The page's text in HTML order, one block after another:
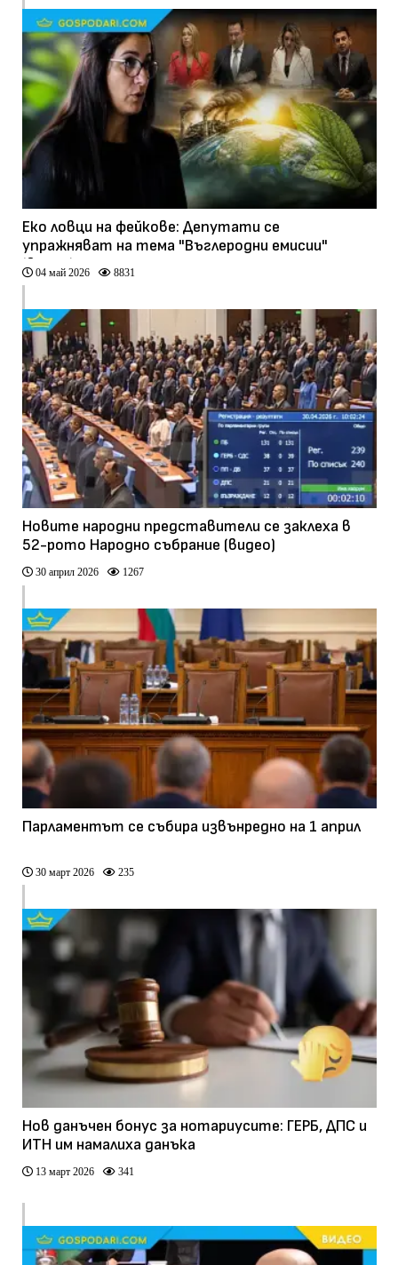
Еко ловци на фейкове: Депутати се
упражняват на тема "Въглеродни емисии"
(видео)
04 май 2026 8831
Новите народни представители се заклеха в
52-рото Народно събрание (видео)
30 април 2026 1267
Парламентът се събира извънредно на 1 април
30 март 2026 235
Нов данъчен бонус за нотариусите: ГЕРБ, ДПС и
ИТН им намалиха данъка
13 март 2026 341